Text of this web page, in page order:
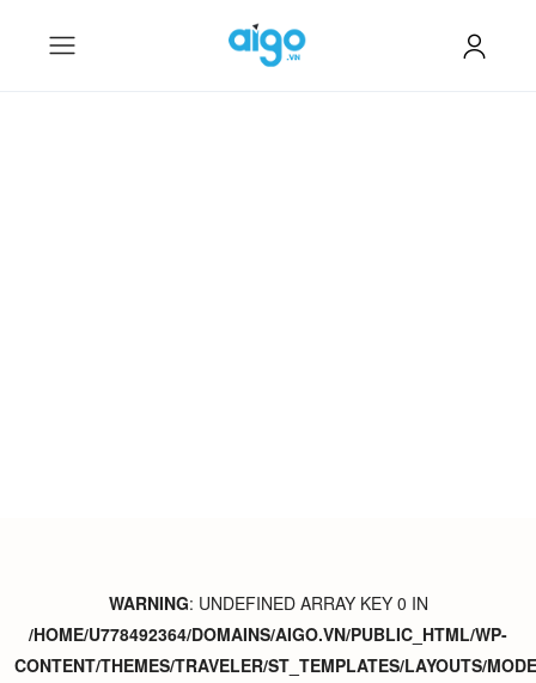
WARNING: UNDEFINED ARRAY KEY 0 IN
/HOME/U778492364/DOMAINS/AIGO.VN/PUBLIC_HTML/WP-
CONTENT/THEMES/TRAVELER/ST_TEMPLATES/LAYOUTS/